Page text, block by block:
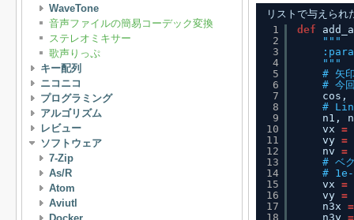
WaveTone
音声ファイルの簡易コーデック変換
ステレオミキサー
歌声りっぷ
キー配列
ニコニコ
プログラミング
アルゴリズム
レビュー
ソフトウェア
7-Zip
As/R
Atom
Aviutl
リストで与えら
1
2
3
4
5
6
7
8
9
10
11
12
13
14
15
16
17
18
def
"""
"""
# 矢
# 今
#
n1,
vx =
vy =
nv =
# ベ
# 1e-
vx =
vy =
n3x =
n3y =